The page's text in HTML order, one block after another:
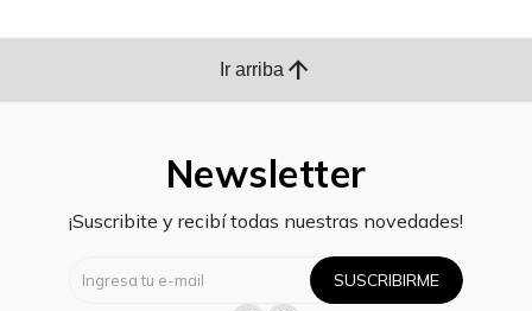
Ir arriba arrow_upward
Newsletter
¡Suscribite y recibí todas nuestras novedades!
SUSCRIBIRME